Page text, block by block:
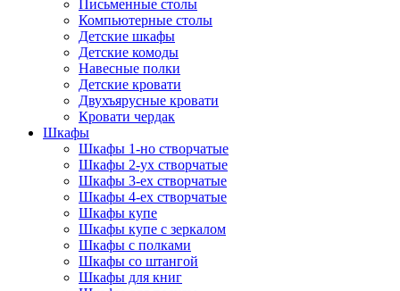
Письменные столы
Компьютерные столы
Детские шкафы
Детские комоды
Навесные полки
Детские кровати
Двухъярусные кровати
Кровати чердак
Шкафы
Шкафы 1-но створчатые
Шкафы 2-ух створчатые
Шкафы 3-ех створчатые
Шкафы 4-ех створчатые
Шкафы купе
Шкафы купе с зеркалом
Шкафы с полками
Шкафы со штангой
Шкафы для книг